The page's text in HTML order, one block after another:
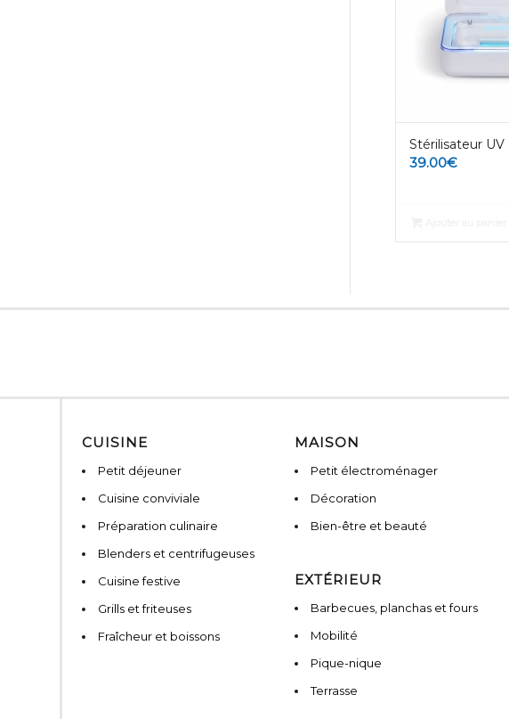
Stérilisateur UV
39.00€
CUISINE
Petit déjeuner
Cuisine conviviale
Préparation culinaire
Blenders et centrifugeuses
Cuisine festive
Grills et friteuses
Fraîcheur et boissons
MAISON
Petit électroménager
Décoration
Bien-être et beauté
EXTÉRIEUR
Barbecues, planchas et fours
Mobilité
Pique-nique
Terrasse